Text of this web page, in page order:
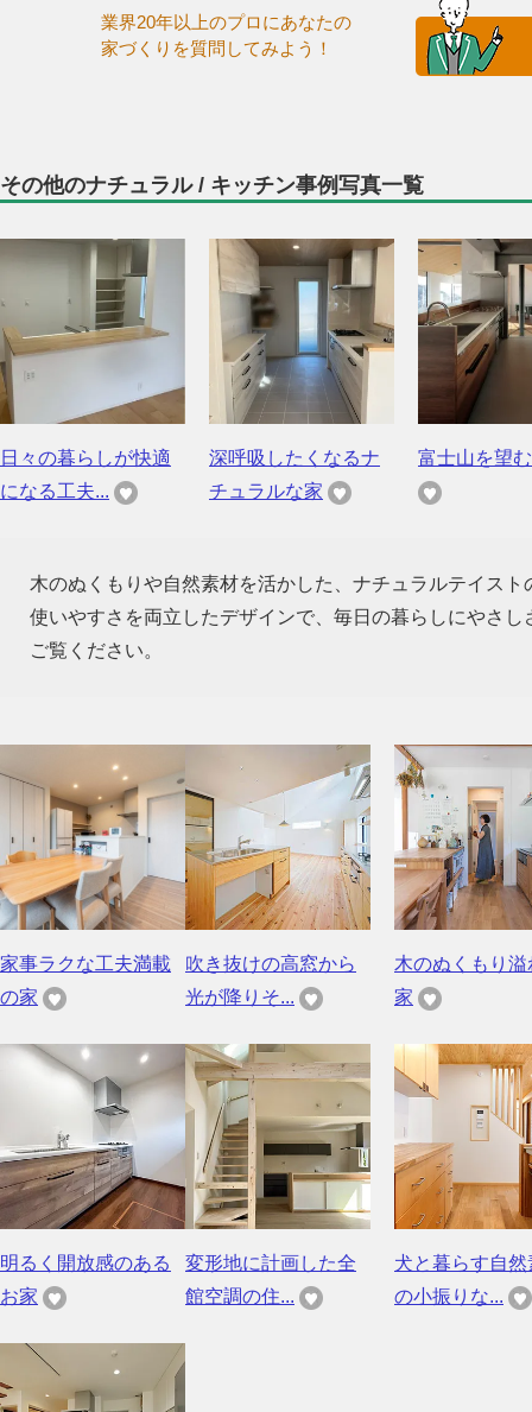
業界20年以上のプロにあなたの
家づくりを質問してみよう！
その他のナチュラル / キッチン事例写真一覧
日々の暮らしが快適
になる工夫...
深呼吸したくなるナ
チュラルな家
富士山を望
木のぬくもりや自然素材を活かした、ナチュラルテイス
使いやすさを両立したデザインで、毎日の暮らしにやさ
ご覧ください。
家事ラクな工夫満載
の家
吹き抜けの高窓から
光が降りそ...
木のぬくもり溢
家
明るく開放感のある
お家
変形地に計画した全
館空調の住...
犬と暮らす自然
の小振りな...